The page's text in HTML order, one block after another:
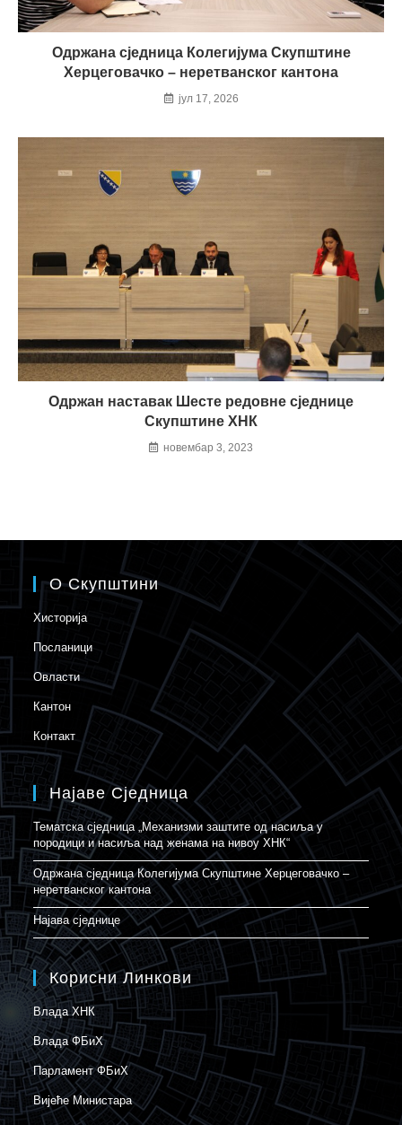
Одржана сједница Колегијума Скупштине
Херцеговачко – неретванског кантона
јул 17, 2026
Одржан наставак Шесте редовне сједнице
Скупштине ХНК
новембар 3, 2023
О Скупштини
Хисторија
Посланици
Овласти
Кантон
Контакт
Најаве Сједница
Тематска сједница „Механизми заштите од насиља у
породици и насиља над женама на нивоу ХНК“
Одржана сједница Колегијума Скупштине Херцеговачко –
неретванског кантона
Најава сједнице
Корисни Линкови
Влада ХНК
Влада ФБиХ
Парламент ФБиХ
Вијеће Министара